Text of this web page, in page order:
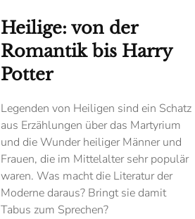
Heilige: von der
Romantik bis Harry
Potter
Legenden von Heiligen sind ein Schatz
aus Erzählungen über das Martyrium
und die Wunder heiliger Männer und
Frauen, die im Mittelalter sehr populär
waren. Was macht die Literatur der
Moderne daraus? Bringt sie damit
Tabus zum Sprechen?